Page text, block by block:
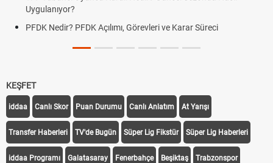
Uygulanıyor?
PFDK Nedir? PFDK Açılımı, Görevleri ve Karar Süreci
KEŞFET
iddaa Canlı Skor Puan Durumu Canlı Anlatım At Yarışı
Transfer Haberleri TV'de Bugün Süper Lig Fikstür Süper Lig Haberleri
iddaa Programı Galatasaray Fenerbahçe Beşiktaş Trabzonspor